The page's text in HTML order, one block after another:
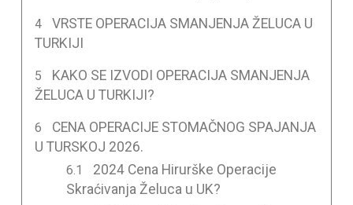
VRSTE OPERACIJA SMANJENJA ŽELUCA U
TURKIJI
KAKO SE IZVODI OPERACIJA SMANJENJA
ŽELUCA U TURKIJI?
CENA OPERACIJE STOMAČNOG SPAJANJA
U TURSKOJ 2026.
2024 Cena Hirurške Operacije
Skraćivanja Želuca u UK?